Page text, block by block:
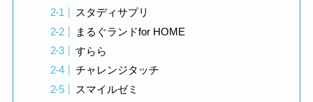
スタディサプリ
まるぐランドfor HOME
すらら
チャレンジタッチ
スマイルゼミ